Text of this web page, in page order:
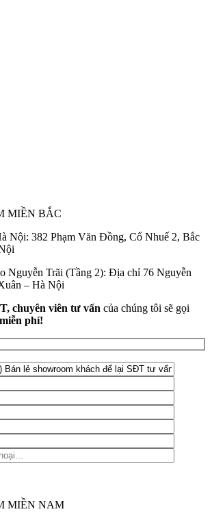
MIỀN BẮC
Nội: 382 Phạm Văn Đồng, Cổ Nhuế 2, Bắc
Nguyễn Trãi (Tầng 2): Địa chỉ 76 Nguyễn
– Hà Nội
chuyên viên tư vấn của chúng tôi sẽ gọi
miễn phí!
MIỀN NAM